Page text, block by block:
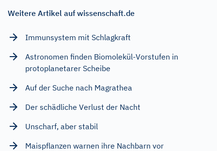
Weitere Artikel auf wissenschaft.de
Immunsystem mit Schlagkraft
Astronomen finden Biomolekül-Vorstufen in
protoplanetarer Scheibe
Auf der Suche nach Magrathea
Der schädliche Verlust der Nacht
Unscharf, aber stabil
Maispflanzen warnen ihre Nachbarn vor